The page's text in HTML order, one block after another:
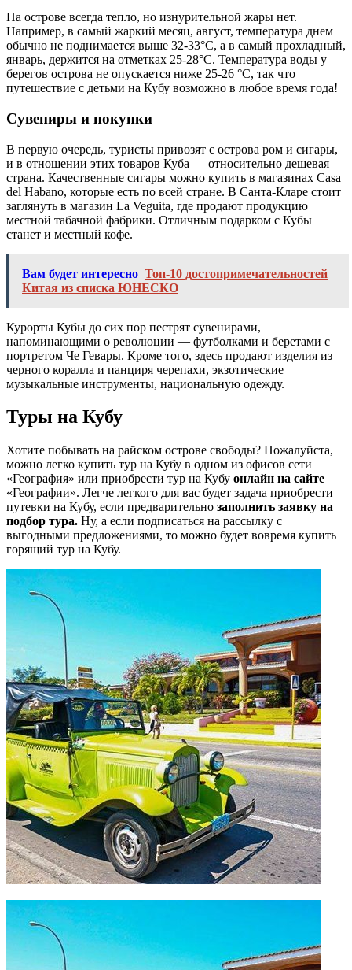
На острове всегда тепло, но изнурительной жары нет.
Например, в самый жаркий месяц, август, температура днем
обычно не поднимается выше 32-33°C, а в самый прохладный,
январь, держится на отметках 25-28°C. Температура воды у
берегов острова не опускается ниже 25-26 °C, так что
путешествие с детьми на Кубу возможно в любое время года!
Сувениры и покупки
В первую очередь, туристы привозят с острова ром и сигары,
и в отношении этих товаров Куба — относительно дешевая
страна. Качественные сигары можно купить в магазинах Casa
del Habano, которые есть по всей стране. В Санта-Кларе стоит
заглянуть в магазин La Veguita, где продают продукцию
местной табачной фабрики. Отличным подарком с Кубы
станет и местный кофе.
Вам будет интересно Топ-10 достопримечательностей
Китая из списка ЮНЕСКО
Курорты Кубы до сих пор пестрят сувенирами,
напоминающими о революции — футболками и беретами с
портретом Че Гевары. Кроме того, здесь продают изделия из
черного коралла и панциря черепахи, экзотические
музыкальные инструменты, национальную одежду.
Туры на Кубу
Хотите побывать на райском острове свободы? Пожалуйста,
можно легко купить тур на Кубу в одном из офисов сети
«География» или приобрести тур на Кубу онлайн на сайте
«Географии». Легче легкого для вас будет задача приобрести
путевки на Кубу, если предварительно заполнить заявку на
подбор тура. Ну, а если подписаться на рассылку с
выгодными предложениями, то можно будет вовремя купить
горящий тур на Кубу.